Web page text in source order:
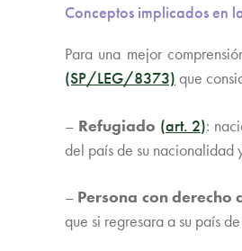
Conceptos implicados en
Para una mejor
(SP/LEG/8373) que
– Refugiado (art. 2):
del país de su nacionalidad
– Persona con
que si regresara a su país